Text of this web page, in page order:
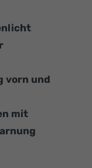
vorn und
mit